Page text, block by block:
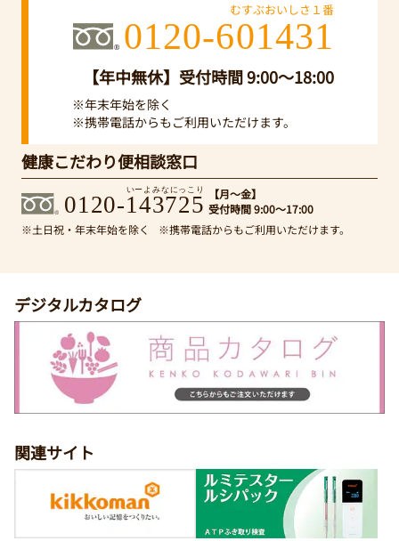
むすぶおいしさ１番
0120-601431
【年中無休】受付時間 9:00～18:00
※年末年始を除く
※携帯電話からもご利用いただけます。
健康こだわり便相談窓口
いーよみなにっこり
0120-143725
【月～金】
受付時間 9:00～17:00
※土日祝・年末年始を除く
※携帯電話からもご利用いただけます。
デジタルカタログ
関連サイト